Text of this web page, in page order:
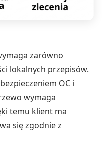
zarówno
lokalnych przepisów.
OC i
wymaga
temu klient ma
się zgodnie z